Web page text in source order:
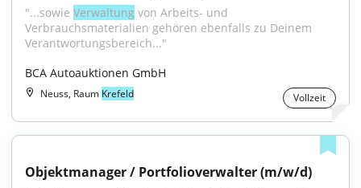
"...sowie Verwaltung von Arbeits- und
Verbrauchsmaterialien gehören ebenfalls zu Deinem
Verantwortungsbereich..."
BCA Autoauktionen GmbH
Neuss, Raum Krefeld Vollzeit
Objektmanager / Portfolioverwalter (m/w/d)